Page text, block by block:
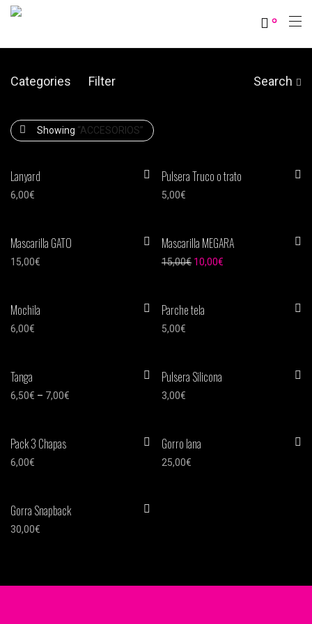
0
Categories Filter Search
Showing “ACCESORIOS”
Lanyard
6,00€
Pulsera Truco o trato
5,00€
Mascarilla GATO
15,00€
Mascarilla MEGARA
15,00€ 10,00€
Mochila
6,00€
Parche tela
5,00€
Tanga
6,50€ – 7,00€
Pulsera Silicona
3,00€
Pack 3 Chapas
6,00€
Gorro lana
25,00€
Gorra Snapback
30,00€